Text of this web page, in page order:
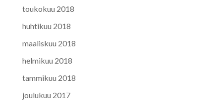
toukokuu 2018
huhtikuu 2018
maaliskuu 2018
helmikuu 2018
tammikuu 2018
joulukuu 2017